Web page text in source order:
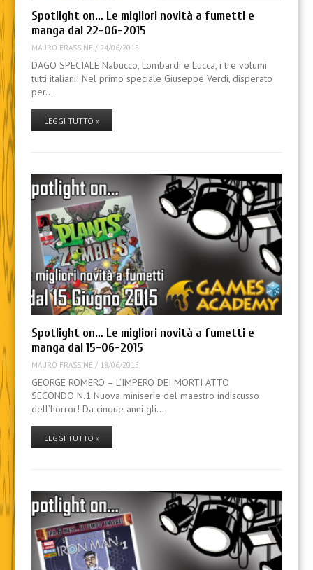
Spotlight on… Le migliori novità a fumetti e
manga dal 22-06-2015
MAURO FRASSINE / 24/06/2015
DAGO SPECIALE Nabucco, Lombardi e Lucca, i tre volumi
tutti italiani! Nel primo speciale Giuseppe Verdi, disperato
per…
LEGGI TUTTO »
Spotlight on… Le migliori novità a fumetti e
manga dal 15-06-2015
MAURO FRASSINE / 18/06/2015
GEORGE ROMERO – L’IMPERO DEI MORTI ATTO
SECONDO N.1 Nuova miniserie del maestro indiscusso
dell’horror! Da cinque anni gli…
LEGGI TUTTO »